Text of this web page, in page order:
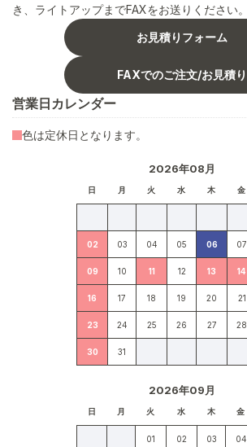
き、ライトアップまでFAXをお送りください。
お見積りフォーム
FAXでのご注文/お見積り
営業日カレンダー
2026年08月
日 月 火 水 木 金
02 03 04 05 06 07
09 10 11 12 13 14
16 17 18 19 20 21
23 24 25 26 27 28
30 31
2026年09月
日 月 火 水 木 金
01 02 03 04
色は定休日となります。